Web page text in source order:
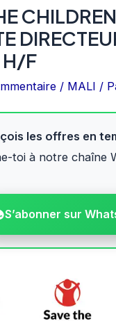
CHILDREN
H/F
/ MALI /
les offres en
toi à notre chaîne
S’abonner sur